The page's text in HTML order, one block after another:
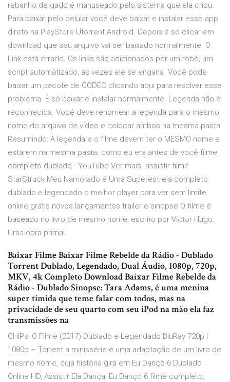
rebanho de gado é manuseado pelo sistema que ela criou.
Para baixar pelo celular você deve baixar e instalar esse app
direto na PlayStore Utorrent Android. Depois é só clicar em
download que seu arquivo vai ser baixado normalmente. O
Link está errado. Os links são adicionados por um robô, um
script automatizado, as vezes ele se engana. Você pode
baixar um pacote de CODEC clicando aqui para resolver esse
problema. É só baixar e instalar normalmente. Legenda não é
reconhecida. Você deve renomear a legenda para o mesmo
nome do arquivo de vídeo e colocar ambos na mesma pasta.
Resumindo: A legenda e o filme devem ter o MESMO nome e
estarem na mesma pasta. como eu era antes de você filme
completo dublado - YouTube Ver mais. assistir filme
StarStruck Meu Namorado é Uma Superestrela completo
dublado e legendado o melhor player para ver sem limite
online gratis novos lançamentos trailer e sinopse O filme é
baseado no livro de mesmo nome, escrito por Victor Hugo.
Uma obra-prima!
Baixar Filme Baixar Filme Rebelde da Rádio - Dublado
Torrent Dublado, Legendado, Dual Áudio, 1080p, 720p,
MKV, 4k Completo Download Baixar Filme Rebelde da
Rádio - Dublado Sinopse: Tara Adams, é uma menina
super tímida que teme falar com todos, mas na
privacidade de seu quarto com seu iPod na mão ela faz
transmissões na
CHiPs: O Filme (2017) Dublado e Legendado BluRay 720p |
1080p – Torrent a minissérie é uma adaptação de um livro de
mesmo nome, cuja história gira em Eu Danço 6 Dublado
Online HD, Assistir Ela Dança, Eu Danço 6 filme completo,